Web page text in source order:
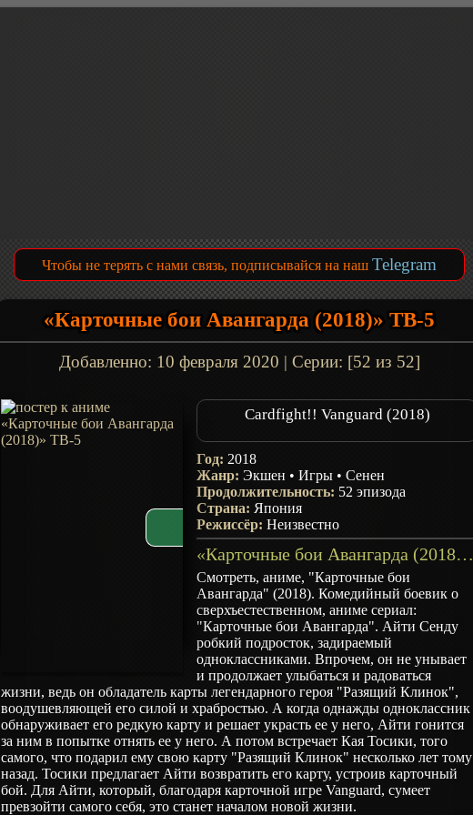
Чтобы не терять с нами связь, подписывайся на наш Telegram
«Карточные бои Авангарда (2018)» ТВ-5
Добавленно: 10 февраля 2020 | Серии: [52 из 52]
Cardfight!! Vanguard (2018)
Год: 2018
Жанр:Экшен •Игры •Сенен
Продолжительность: 52 эпизода
Страна: Япония
Режиссёр:Неизвестно
«Карточные бои Авангарда (2018)» ТВ-5 - описание
Смотреть, аниме, "Карточные бои
Авангарда" (2018). Комедийный боевик о
сверхъестественном, аниме сериал:
"Карточные бои Авангарда". Айти Сенду
робкий подросток, задираемый
одноклассниками. Впрочем, он не унывает
и продолжает улыбаться и радоваться
жизни, ведь он обладатель карты легендарного героя "Разящий Клинок",
воодушевляющей его силой и храбростью. А когда однажды одноклассник
обнаруживает его редкую карту и решает украсть ее у него, Айти гонится
за ним в попытке отнять ее у него. А потом встречает Кая Тосики, того
самого, что подарил ему свою карту "Разящий Клинок" несколько лет тому
назад. Тосики предлагает Айти возвратить его карту, устроив карточный
бой. Для Айти, который, благодаря карточной игре Vanguard, сумеет
превзойти самого себя, это станет началом новой жизни.